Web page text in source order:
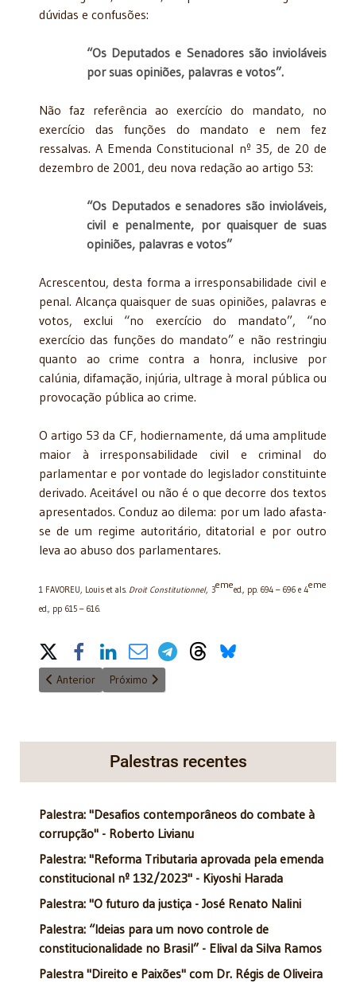
dúvidas e confusões:
“Os Deputados e Senadores são invioláveis
por suas opiniões, palavras e votos”.
Não faz referência ao exercício do mandato, no
exercício das funções do mandato e nem fez
ressalvas. A Emenda Constitucional nº 35, de 20 de
dezembro de 2001, deu nova redação ao artigo 53:
“Os Deputados e senadores são invioláveis,
civil e penalmente, por quaisquer de suas
opiniões, palavras e votos”
Acrescentou, desta forma a irresponsabilidade civil e
penal. Alcança quaisquer de suas opiniões, palavras e
votos, exclui “no exercício do mandato”, “no
exercício das funções do mandato” e não restringiu
quanto ao crime contra a honra, inclusive por
calúnia, difamação, injúria, ultrage à moral pública ou
provocação pública ao crime.
O artigo 53 da CF, hodiernamente, dá uma amplitude
maior à irresponsabilidade civil e criminal do
parlamentar e por vontade do legislador constituinte
derivado. Aceitável ou não é o que decorre dos textos
apresentados. Conduz ao dilema: por um lado afasta-
se de um regime autoritário, ditatorial e por outro
leva ao abuso dos parlamentares.
1 FAVOREU, Louis et als. Droit Constitutionnel, 3emeed., pp. 694 – 696 e 4eme
ed., pp 615 – 616.
Share on Social Media
Artigo anterior: Governo desequilibra julgamentos do Carf em
Anterior Próximo artigo: Separação de Poderes
Próximo
Palestras recentes
Palestra: "Desafios contemporâneos do combate à
corrupção" - Roberto Livianu
Palestra: "Reforma Tributaria aprovada pela emenda
constitucional nº 132/2023" - Kiyoshi Harada
Palestra: "O futuro da justiça - José Renato Nalini
Palestra: “Ideias para um novo controle de
constitucionalidade no Brasil” - Elival da Silva Ramos
Palestra "Direito e Paixões" com Dr. Régis de Oliveira